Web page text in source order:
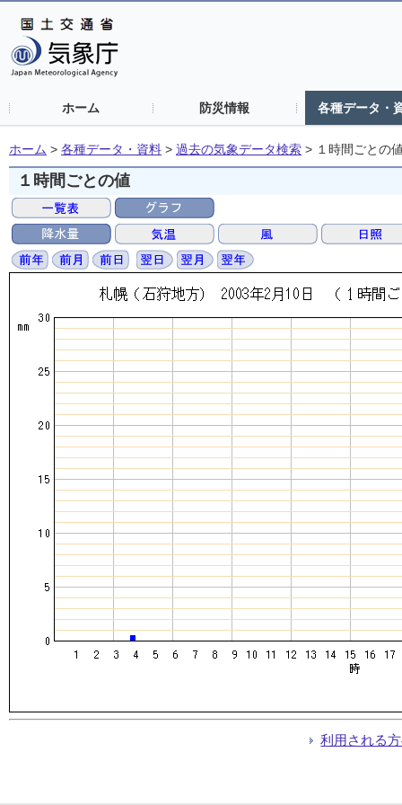
ホーム 防災情報 各種データ・
ホーム > 各種データ・資料 > 過去の気象データ検索 > １時間ごとの
１時間ごとの値
利用される